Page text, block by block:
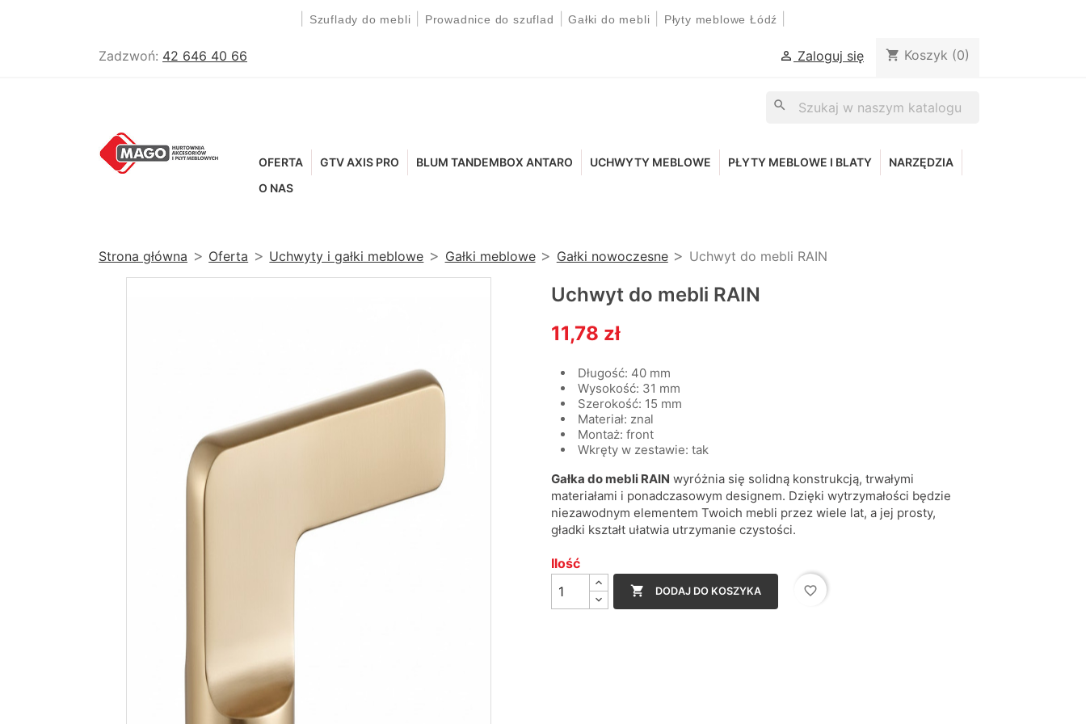
Szuflady do mebli Prowadnice do szuflad |Gałki do mebli Płyty meblowe Łódź
Zadzwoń: 42 646 40 66  Zaloguj się shopping_cart Koszyk (0)
search
OFERTA GTV AXIS PRO BLUM TANDEMBOX ANTARO UCHWYTY MEBLOWE PŁYTY MEBLOWE I BLATY
NARZĘDZIA
O NAS
Strona główna Oferta Uchwyty i gałki meblowe Gałki meblowe Gałki nowoczesne Uchwyt do mebli RAIN
Uchwyt do mebli RAIN
11,78 zł
Długość: 40 mm
Wysokość: 31 mm
Szerokość: 15 mm
Materiał: znal
Montaż: front
Wkręty w zestawie: tak
Gałka do mebli RAIN wyróżnia się solidną konstrukcją, trwałymi
materiałami i ponadczasowym designem. Dzięki wytrzymałości będzie
niezawodnym elementem Twoich mebli przez wiele lat, a jej prosty,
gładki kształt ułatwia utrzymanie czystości.
Ilość
 DODAJ DO KOSZYKA favorite_border